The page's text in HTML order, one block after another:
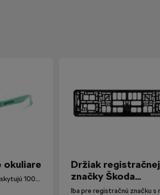
okuliare
Okuliarové šošovky poskytujú 100% ochranu proti UV žiareniu.
Držiak registračnej
značky Škoda
Motorsport